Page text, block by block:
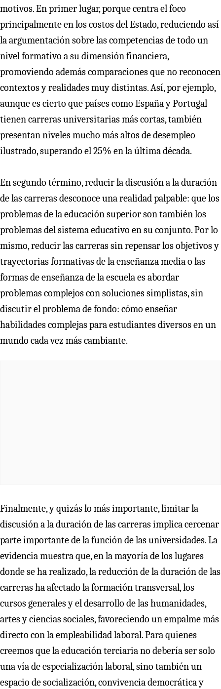
motivos. En primer lugar, porque centra el foco
principalmente en los costos del Estado, reduciendo así
la argumentación sobre las competencias de todo un
nivel formativo a su dimensión financiera,
promoviendo además comparaciones que no reconocen
contextos y realidades muy distintas. Así, por ejemplo,
aunque es cierto que países como España y Portugal
tienen carreras universitarias más cortas, también
presentan niveles mucho más altos de desempleo
ilustrado, superando el 25% en la última década.
En segundo término, reducir la discusión a la duración
de las carreras desconoce una realidad palpable: que los
problemas de la educación superior son también los
problemas del sistema educativo en su conjunto. Por lo
mismo, reducir las carreras sin repensar los objetivos y
trayectorias formativas de la enseñanza media o las
formas de enseñanza de la escuela es abordar
problemas complejos con soluciones simplistas, sin
discutir el problema de fondo: cómo enseñar
habilidades complejas para estudiantes diversos en un
mundo cada vez más cambiante.
Finalmente, y quizás lo más importante, limitar la
discusión a la duración de las carreras implica cercenar
parte importante de la función de las universidades. La
evidencia muestra que, en la mayoría de los lugares
donde se ha realizado, la reducción de la duración de las
carreras ha afectado la formación transversal, los
cursos generales y el desarrollo de las humanidades,
artes y ciencias sociales, favoreciendo un empalme más
directo con la empleabilidad laboral. Para quienes
creemos que la educación terciaria no debería ser solo
una vía de especialización laboral, sino también un
espacio de socialización, convivencia democrática y